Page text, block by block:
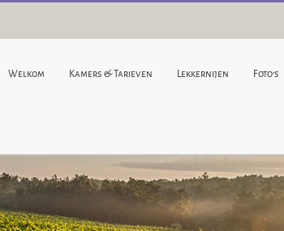
Welkom Kamers & Tarieven Lekkernijen Foto’s